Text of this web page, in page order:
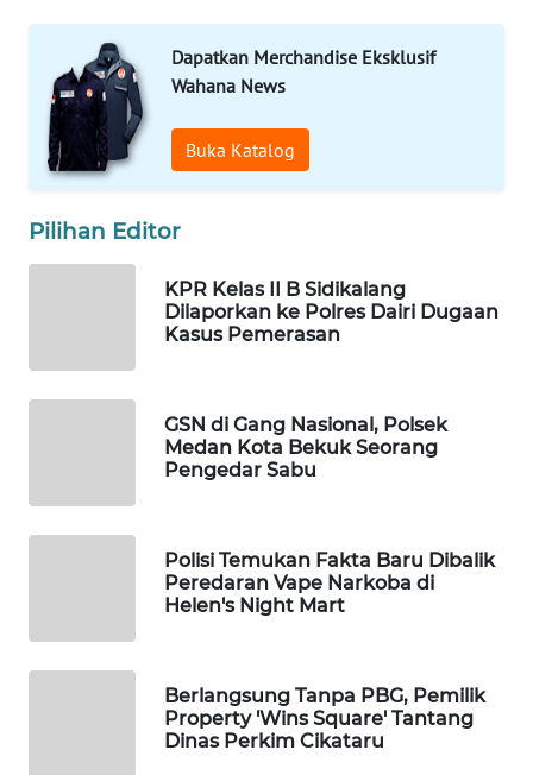
Dapatkan Merchandise Eksklusif
Wahana News
Buka Katalog
Pilihan Editor
KPR Kelas II B Sidikalang
Dilaporkan ke Polres Dairi Dugaan
Kasus Pemerasan
GSN di Gang Nasional, Polsek
Medan Kota Bekuk Seorang
Pengedar Sabu
Polisi Temukan Fakta Baru Dibalik
Peredaran Vape Narkoba di
Helen's Night Mart
Berlangsung Tanpa PBG, Pemilik
Property 'Wins Square' Tantang
Dinas Perkim Cikataru
MASYARAKAT
KELISTRIKAN
WALINKI
ID
MAWAKA
ID
MKLI